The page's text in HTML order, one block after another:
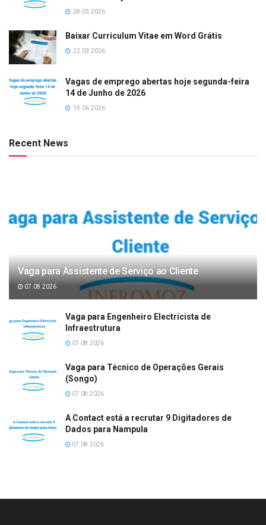
28.03.2026
Baixar Curriculum Vitae em Word Grátis
22.03.2026
Vagas de emprego abertas hoje segunda-feira
14 de Junho de 2026
15.06.2026
Recent News
Vaga para Assistente de Serviço ao Cliente
07.08.2026
Vaga para Engenheiro Electricista de
Infraestrutura
07.08.2026
Vaga para Técnico de Operações Gerais
(Songo)
07.08.2026
A Contact está a recrutar 9 Digitadores de
Dados para Nampula
07.08.2026